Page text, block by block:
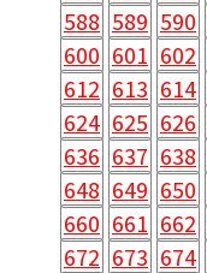
588 589 590
600 601 602
612 613 614
624 625 626
636 637 638
648 649 650
660 661 662
672 673 674